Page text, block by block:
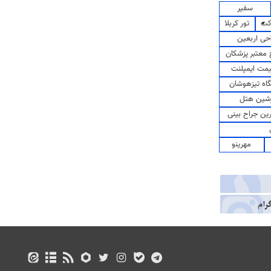
سفیر
تور کربلا
اربعین
پزشکان
ایمپلنت
تیزهوشان
هتل
جراح بینی
مهرینو